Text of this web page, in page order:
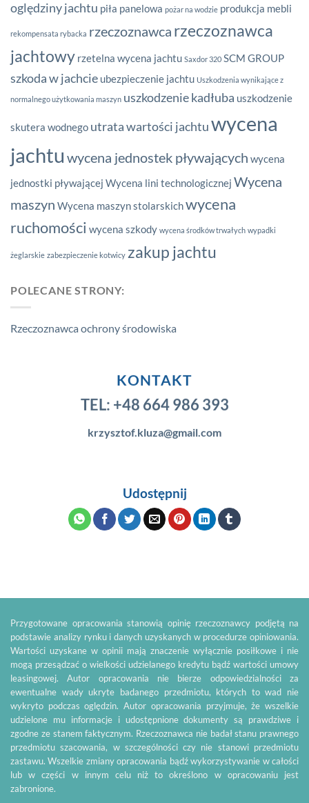
oględziny jachtu piła panelowa pożar na wodzie produkcja mebli
rekompensata rybacka rzeczoznawca rzeczoznawca
jachtowy rzetelna wycena jachtu Saxdor 320 SCM GROUP
szkoda w jachcie ubezpieczenie jachtu Uszkodzenia wynikające z
normalnego użytkowania maszyn uszkodzenie kadłuba uszkodzenie
skutera wodnego utrata wartości jachtuwycena
jachtu wycena jednostek pływających wycena
jednostki pływającej Wycena lini technologicznej Wycena
maszyn Wycena maszyn stolarskichwycena
ruchomości wycena szkody wycena środków trwałych wypadki
żeglarskie zabezpieczenie kotwicy zakup jachtu
POLECANE STRONY:
Rzeczoznawca ochrony środowiska
KONTAKT
TEL: +48 664 986 393
krzysztof.kluza@gmail.com
Udostępnij
Przygotowane opracowania stanowią opinię rzeczoznawcy podjętą na
podstawie analizy rynku i danych uzyskanych w procedurze opiniowania.
Wartości uzyskane w opinii mają znaczenie wyłącznie posiłkowe i nie
mogą przesądzać o wielkości udzielanego kredytu bądź wartości umowy
leasingowej. Autor opracowania nie bierze odpowiedzialności za
ewentualne wady ukryte badanego przedmiotu, których to wad nie
wykryto podczas oględzin. Autor opracowania przyjmuje, że wszelkie
udzielone mu informacje i udostępnione dokumenty są prawdziwe i
zgodne ze stanem faktycznym. Rzeczoznawca nie badał stanu prawnego
przedmiotu szacowania, w szczególności czy nie stanowi przedmiotu
zastawu. Wszelkie zmiany opracowania bądź wykorzystywanie w całości
lub w części w innym celu niż to określono w opracowaniu jest
zabronione.